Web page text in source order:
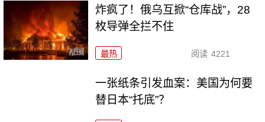
炸疯了！俄乌互掀“仓库战”，28
枚导弹全拦不住
最热 阅读 4221
一张纸条引发血案：美国为何要
替日本“托底”？